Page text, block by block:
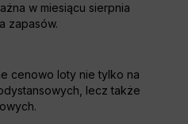
w miesiącu sierpnia
zapasów.
cenowo loty nie tylko na
lecz także